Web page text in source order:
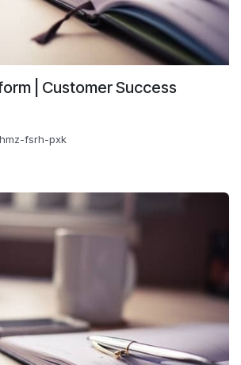
| Customer Success
fsrh-pxk